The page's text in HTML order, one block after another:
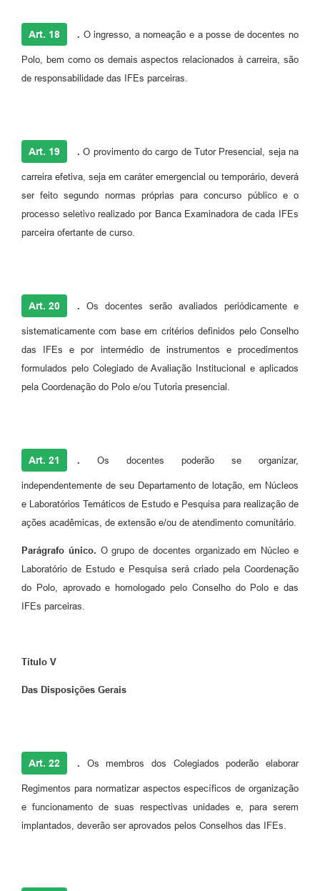
Art. 18 . O ingresso, a nomeação e a posse de docentes no
Polo, bem como os demais aspectos relacionados à carreira, são
de responsabilidade das IFEs parceiras.
Art. 19 . O provimento do cargo de Tutor Presencial, seja na
carreira efetiva, seja em caráter emergencial ou temporário, deverá
ser feito segundo normas próprias para concurso público e o
processo seletivo realizado por Banca Examinadora de cada IFEs
parceira ofertante de curso.
Art. 20 . Os docentes serão avaliados periódicamente e
sistematicamente com base em critérios definidos pelo Conselho
das IFEs e por intermédio de instrumentos e procedimentos
formulados pelo Colegiado de Avaliação Institucional e aplicados
pela Coordenação do Polo e/ou Tutoria presencial.
Art. 21 . Os docentes poderão se organizar,
independentemente de seu Departamento de lotação, em Núcleos
e Laboratórios Temáticos de Estudo e Pesquisa para realização de
ações acadêmicas, de extensão e/ou de atendimento comunitário.
Parágrafo único. O grupo de docentes organizado em Núcleo e
Laboratório de Estudo e Pesquisa será criado pela Coordenação
do Polo, aprovado e homologado pelo Conselho do Polo e das
IFEs parceiras.
Título V
Das Disposições Gerais
Art. 22 . Os membros dos Colegiados poderão elaborar
Regimentos para normatizar aspectos específicos de organização
e funcionamento de suas respectivas unidades e, para serem
implantados, deverão ser aprovados pelos Conselhos das IFEs.